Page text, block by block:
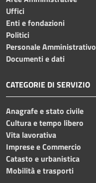
Uffici
Enti e fondazioni
Politici
Personale Amministrativo
Documenti e dati
CATEGORIE DI SERVIZIO
Anagrafe e stato civile
Cultura e tempo libero
Vita lavorativa
Imprese e Commercio
Catasto e urbanistica
Mobilità e trasporti